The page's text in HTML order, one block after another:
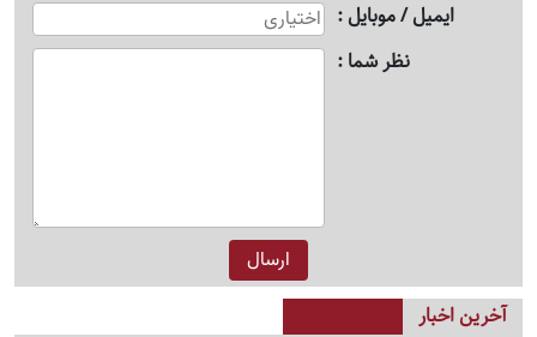
ایمیل / موبایل
نظر شما
آخرین اخبار